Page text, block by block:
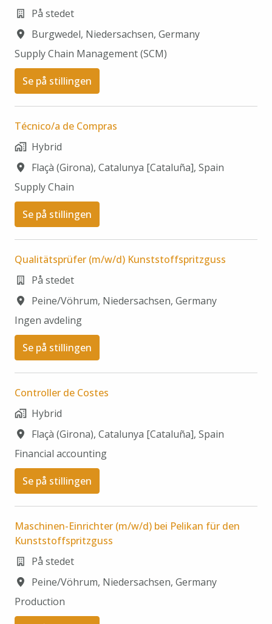
På stedet
Burgwedel, Niedersachsen, Germany
Supply Chain Management (SCM)​
Se på stillingen
Técnico/a de Compras
Hybrid
Flaçà (Girona), Catalunya [Cataluña], Spain
Supply Chain​
Se på stillingen
Qualitätsprüfer (m/w/d) Kunststoffspritzguss
På stedet
Peine/Vöhrum, Niedersachsen, Germany
Ingen avdeling
Se på stillingen
Controller de Costes
Hybrid
Flaçà (Girona), Catalunya [Cataluña], Spain
Financial accounting
Se på stillingen
Maschinen-Einrichter (m/w/d) bei Pelikan für den
Kunststoffspritzguss
På stedet
Peine/Vöhrum, Niedersachsen, Germany
Production